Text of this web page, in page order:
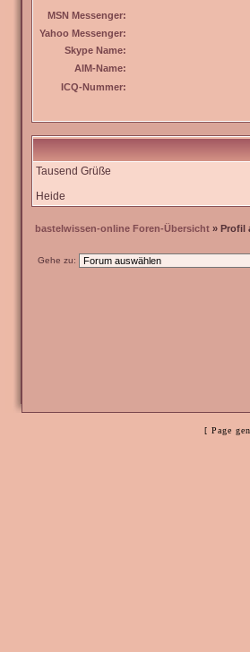
MSN Messenger:
Yahoo Messenger:
Skype Name:
AIM-Name:
ICQ-Nummer:
Tausend Grüße
Heide
bastelwissen-online Foren-Übersicht » Profil
Gehe zu:
[ Page